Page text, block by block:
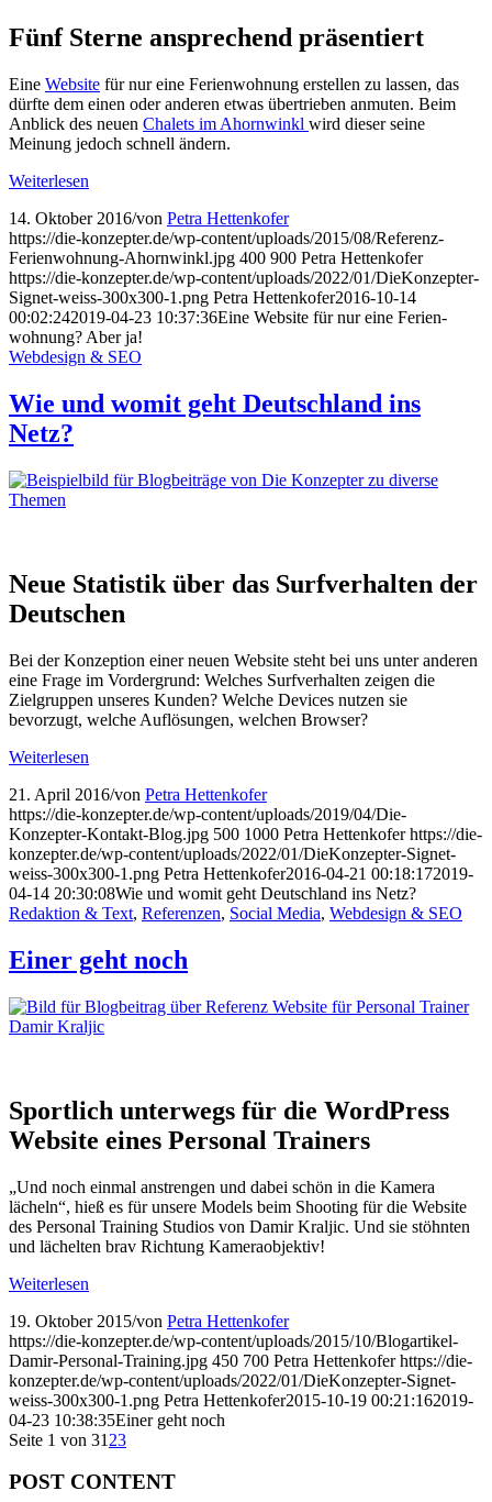
Fünf Sterne ansprechend präsentiert
Eine Website für nur eine Ferienwohnung erstellen zu lassen, das
dürfte dem einen oder anderen etwas übertrieben anmuten. Beim
Anblick des neuen Chalets im Ahornwinkl wird dieser seine
Meinung jedoch schnell ändern.
Weiterlesen
14. Oktober 2016/von Petra Hettenkofer
https://die-konzepter.de/wp-content/uploads/2015/08/Referenz-
Ferienwohnung-Ahornwinkl.jpg 400 900 Petra Hettenkofer
https://die-konzepter.de/wp-content/uploads/2022/01/DieKonzepter-
Signet-weiss-300x300-1.png Petra Hettenkofer2016-10-14
00:02:242019-04-23 10:37:36Eine Website für nur eine Ferien­
wohnung? Aber ja!
Webdesign & SEO
Wie und womit geht Deutsch­land ins
Netz?
Neue Statistik über das Surfverhalten der
Deutschen
Bei der Konzeption einer neuen Website steht bei uns unter anderen
eine Frage im Vordergrund: Welches Surfverhalten zeigen die
Zielgruppen unseres Kunden? Welche Devices nutzen sie
bevorzugt, welche Auflösungen, welchen Browser?
Weiterlesen
21. April 2016/von Petra Hettenkofer
https://die-konzepter.de/wp-content/uploads/2019/04/Die-
Konzepter-Kontakt-Blog.jpg 500 1000 Petra Hettenkofer https://die-
konzepter.de/wp-content/uploads/2022/01/DieKonzepter-Signet-
weiss-300x300-1.png Petra Hettenkofer2016-04-21 00:18:172019-
04-14 20:30:08Wie und womit geht Deutsch­land ins Netz?
Redaktion & Text, Referenzen, Social Media, Webdesign & SEO
Einer geht noch
Sportlich unterwegs für die WordPress
Website eines Personal Trainers
„Und noch einmal anstrengen und dabei schön in die Kamera
lächeln“, hieß es für unsere Models beim Shooting für die Website
des Personal Training Studios von Damir Kraljic. Und sie stöhnten
und lächelten brav Richtung Kameraobjektiv!
Weiterlesen
19. Oktober 2015/von Petra Hettenkofer
https://die-konzepter.de/wp-content/uploads/2015/10/Blogartikel-
Damir-Personal-Training.jpg 450 700 Petra Hettenkofer https://die-
konzepter.de/wp-content/uploads/2022/01/DieKonzepter-Signet-
weiss-300x300-1.png Petra Hettenkofer2015-10-19 00:21:162019-
04-23 10:38:35Einer geht noch
Seite 1 von 31 23
POST CONTENT